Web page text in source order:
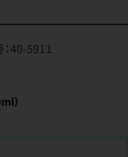
40-5911
）